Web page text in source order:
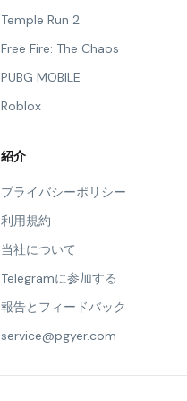
Temple Run 2
Free Fire: The Chaos
PUBG MOBILE
Roblox
紹介
プライバシーポリシー
利用規約
当社について
Telegramに参加する
報告とフィードバック
service@pgyer.com